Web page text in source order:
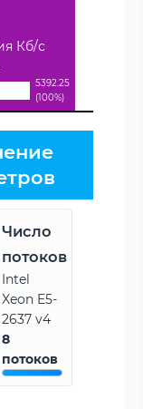
Кб/с
5392.25
(100%)
Число
потоков
Intel
Xeon E5-
2637 v4
8
потоков